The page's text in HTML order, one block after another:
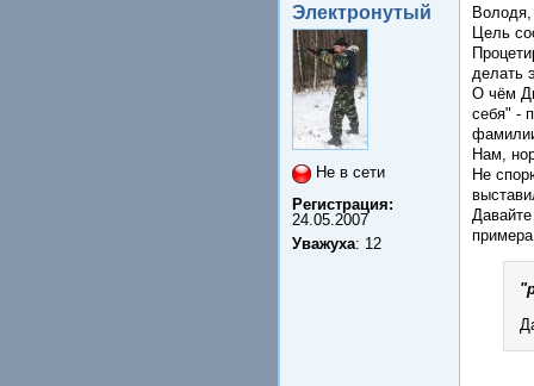
Электронутый
Не в сети
Регистрация:
24.05.2007
Уважуха: 12
Цель
делать
О чём
себя" -
Нам,
Не
примера